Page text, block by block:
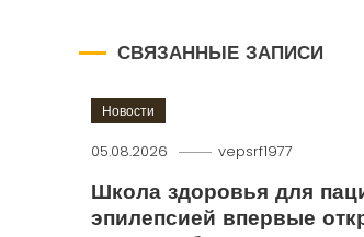
СВЯЗАННЫЕ ЗАПИСИ
Новости
05.08.2026 vepsrf1977
Школа здоровья для
эпилепсией впервые